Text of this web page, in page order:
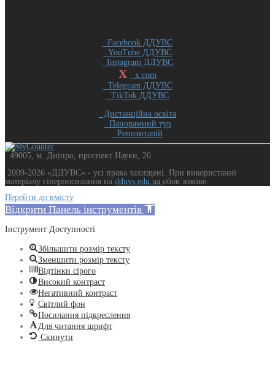
Facebook ДДУВС
YouTube ДДУВС
Instagram ДДУВС
X
x.com
Telegram ДДУВС
TikTok ДДУВС
Дистанційна освіта
Панорамний тур
Репозитарій
49005, м. Дніпро, проспект Науки, 26
2009-2026 «ДДУВС» - усi права захищенi. При використанні
матеріалу гіперпосилання на dduvs.edu.ua обов`язкове.
Перейти до вмісту
Відкрити Панель інструментів
Інструмент Доступності
Збільшити розмір тексту
Зменшити розмір тексту
Відтінки сірого
Високий контраст
Негативний контраст
Світлий фон
Посилання підкреслення
Для читання шрифт
Скинути